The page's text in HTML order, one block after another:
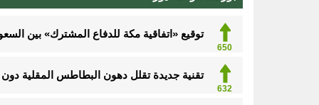
650
توقيع «اتفاقية مكة للدفاع المشترك» بين
632
تقنية جديدة تقلل دهون البطاطس المقلية دون